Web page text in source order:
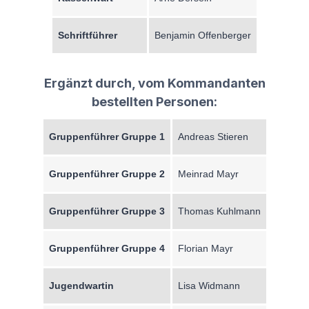
Schriftführer Benjamin Offenberger
Ergänzt durch, vom Kommandanten
bestellten Personen:
Gruppenführer Gruppe 1 Andreas Stieren
Gruppenführer Gruppe 2 Meinrad Mayr
Gruppenführer Gruppe 3 Thomas Kuhlmann
Gruppenführer Gruppe 4 Florian Mayr
Jugendwartin Lisa Widmann